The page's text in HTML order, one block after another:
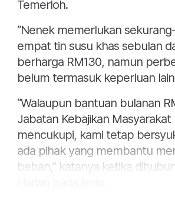
Temerloh.
“Nenek memerlukan
empat tin susu khas sebulan
berharga RM130, namun
belum termasuk keperluan
“Walaupun bantuan bulanan
Jabatan Kebajikan Masyarakat
mencukupi, kami tetap
ada pihak yang membantu
beban,” katanya ketika